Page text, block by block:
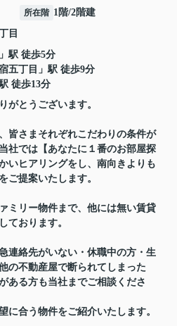
所在階 1階/2階建
目
」駅 徒歩5分
五丁目 」駅 徒歩9分
徒歩13分
がとうございます。
皆さまそれぞれこだわりの条件が
社では【あなたに１番のお部屋探
いヒアリングをし、南向きよりも
ご提案いたします。
ミリー物件まで、他には無い賃貸
ております。
連絡先がいない・休職中の方・生
の不動産屋で断られてしまった
ある方も当社までご相談くださ
に合う物件をご紹介いたします。